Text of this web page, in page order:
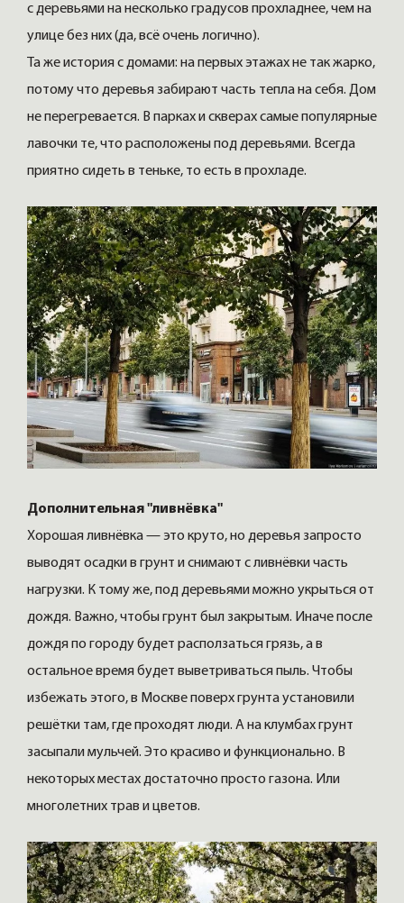
с деревьями на несколько градусов прохладнее, чем на
улице без них (да, всё очень логично).
Та же история с домами: на первых этажах не так жарко,
потому что деревья забирают часть тепла на себя. Дом
не перегревается. В парках и скверах самые популярные
лавочки те, что расположены под деревьями. Всегда
приятно сидеть в теньке, то есть в прохладе.
Дополнительная "ливнёвка"
Хорошая ливнёвка — это круто, но деревья запросто
выводят осадки в грунт и снимают с ливнёвки часть
нагрузки. К тому же, под деревьями можно укрыться от
дождя. Важно, чтобы грунт был закрытым. Иначе после
дождя по городу будет расползаться грязь, а в
остальное время будет выветриваться пыль. Чтобы
избежать этого, в Москве поверх грунта установили
решётки там, где проходят люди. А на клумбах грунт
засыпали мульчей. Это красиво и функционально. В
некоторых местах достаточно просто газона. Или
многолетних трав и цветов.